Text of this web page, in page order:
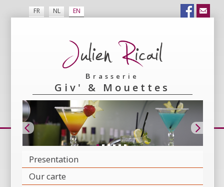
EN
NL
FR
Brasserie
Giv' & Mouettes
Presentation
Our carte